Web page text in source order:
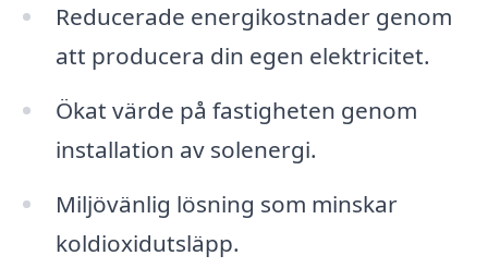
Reducerade energikostnader genom
att producera din egen elektricitet.
Ökat värde på fastigheten genom
installation av solenergi.
Miljövänlig lösning som minskar
koldioxidutsläpp.